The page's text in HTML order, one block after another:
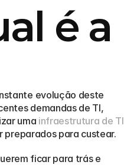
é a
evolução deste
demandas de TI,
uma infraestrutura de TI
preparados para custear.
ficar para trás e